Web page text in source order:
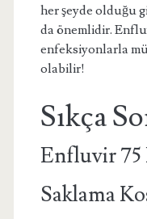
her şeyde olduğu
da önemlidir.
enfeksiyonlarla
olabilir!
Sıkça
Enfluvir 75
Saklama